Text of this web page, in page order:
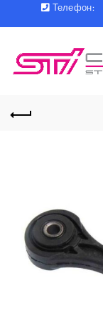
Телефон: